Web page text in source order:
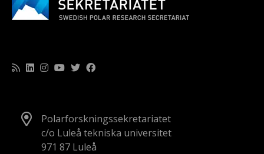
Polarforskningssekretariatet
c/o Luleå tekniska universitet
971 87 Luleå